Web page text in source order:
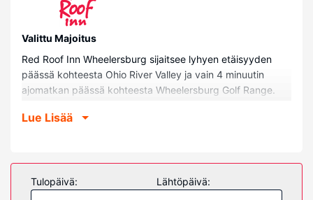
Valittu Majoitus
Red Roof Inn Wheelersburg sijaitsee lyhyen etäisyyden
päässä kohteesta Ohio River Valley ja vain 4 minuutin
ajomatkan päässä kohteesta Wheelersburg Golf Range.
ja 13,2 km:n päässä kohteesta Mound Park.
Kaikissa 53 huoneessa on ilmastointi ja mikroaaltouuni.
Mukavuuksiin kuuluu satelliittikanavat sekä ilmainen
langaton internetyhteys. Huoneissa on oma kylpyhuone, ja
Lue Lisää
Tulopäivä: Lähtöpäivä: